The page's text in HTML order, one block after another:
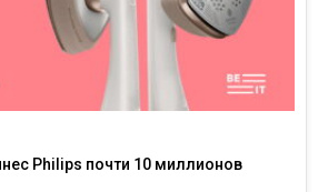
Philips почти 10 миллионов